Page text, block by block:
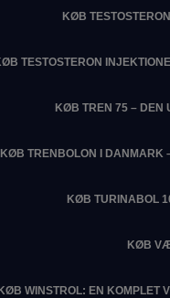
KØB
TESTOSTERON
KØB TREN 75 – DEN
KØB TRENBOLON I DANMARK
KØB TURINABOL
KØB
WINSTROL: EN KOMPLET